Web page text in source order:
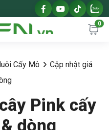
0
Cấy Mô
Cập nhật giá
Pink cấy
dòng